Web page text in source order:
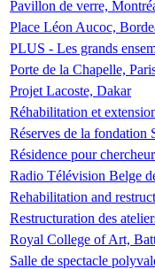
Pavillon de verre,
Place Léon Aucoc,
PLUS - Les grands
Porte de la Chapelle,
Projet Lacoste, Dakar
Réhabilitation et
Réserves de la fondation
Résidence pour
Radio Télévision Belge
Rehabilitation and
Restructuration des
Royal College of Art,
Salle de spectacle